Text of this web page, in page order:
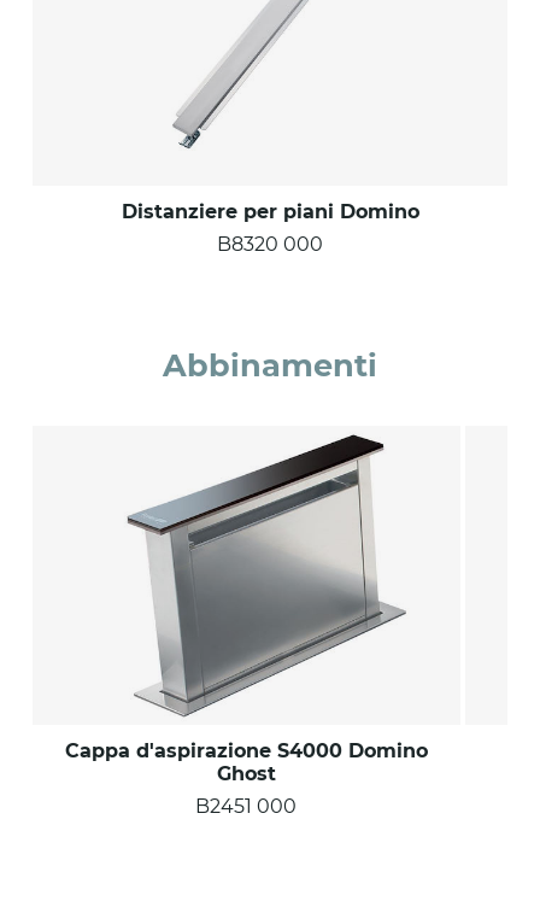
Distanziere per piani Domino
B8320 000
Abbinamenti
Cappa d'aspirazione S4000 Domino
Ghost
B2451 000